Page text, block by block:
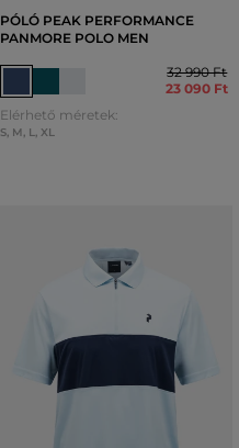
PÓLÓ PEAK PERFORMANCE
PANMORE POLO MEN
32 990 Ft
23 090 Ft
Elérhető méretek:
S, M, L, XL